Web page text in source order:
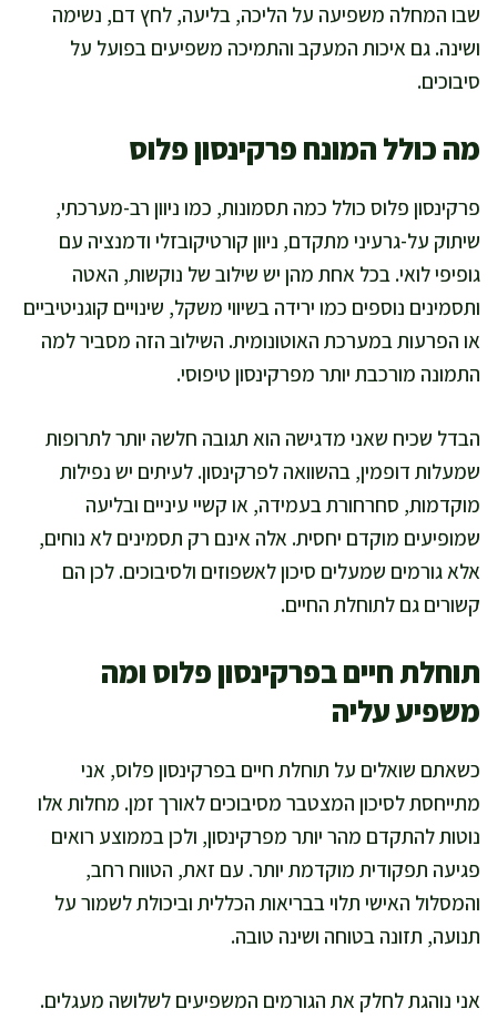
שבו המחלה משפיעה על הליכה, בליעה, לחץ דם, נשימה
ושינה. גם איכות המעקב והתמיכה משפיעים בפועל על
סיבוכים.
מה כולל המונח פרקינסון פלוס
פרקינסון פלוס כולל כמה תסמונות, כמו ניוון רב-מערכתי,
שיתוק על-גרעיני מתקדם, ניוון קורטיקובזלי ודמנציה עם
גופיפי לואי. בכל אחת מהן יש שילוב של נוקשות, האטה
ותסמינים נוספים כמו ירידה בשיווי משקל, שינויים קוגניטיביים
או הפרעות במערכת האוטונומית. השילוב הזה מסביר למה
התמונה מורכבת יותר מפרקינסון טיפוסי.
הבדל שכיח שאני מדגישה הוא תגובה חלשה יותר לתרופות
שמעלות דופמין, בהשוואה לפרקינסון. לעיתים יש נפילות
מוקדמות, סחרחורת בעמידה, או קשיי עיניים ובליעה
שמופיעים מוקדם יחסית. אלה אינם רק תסמינים לא נוחים,
אלא גורמים שמעלים סיכון לאשפוזים ולסיבוכים. לכן הם
קשורים גם לתוחלת החיים.
תוחלת חיים בפרקינסון פלוס ומה
משפיע עליה
כשאתם שואלים על תוחלת חיים בפרקינסון פלוס, אני
מתייחסת לסיכון המצטבר מסיבוכים לאורך זמן. מחלות אלו
נוטות להתקדם מהר יותר מפרקינסון, ולכן בממוצע רואים
פגיעה תפקודית מוקדמת יותר. עם זאת, הטווח רחב,
והמסלול האישי תלוי בבריאות הכללית וביכולת לשמור על
תנועה, תזונה בטוחה ושינה טובה.
אני נוהגת לחלק את הגורמים המשפיעים לשלושה מעגלים.